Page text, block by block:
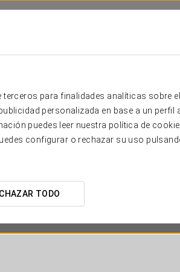
para finalidades analíticas sobre
personalizada en base a un perfil
puedes leer nuestra política de
configurar o rechazar su uso
TODO
Exe